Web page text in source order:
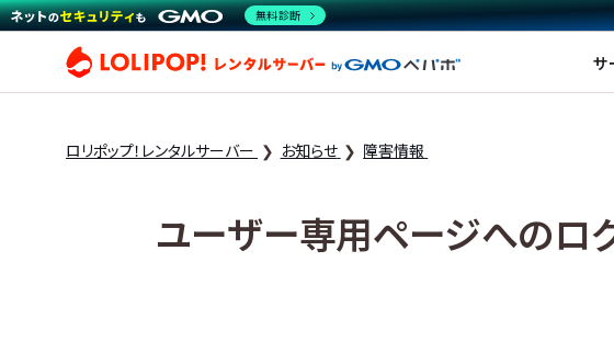
ロリポップ！レンサ
ロリポップ！レンタルサーバー お知らせ 障害情報
ユーザー専用ページへのロ
無料診断